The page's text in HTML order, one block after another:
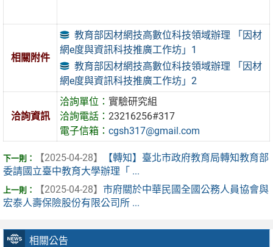
相關公告
相關附件
教育部因材網技高數位科技領域辦理 「因材
網e度與資訊科技推廣工作坊」1
教育部因材網技高數位科技領域辦理 「因材
網e度與資訊科技推廣工作坊」2
洽詢資訊
洽詢單位：實驗研究組
洽詢電話：23216256#317
電子信箱：cgsh317@gmail.com
【2025-04-28】
【轉知】臺北市政府教育局轉知教育部
委請國立臺中教育大學辦理「 ...
【2025-04-28】 市府關於中華民國全國公務人員協會與
宏泰人壽保險股份有限公司所 ...